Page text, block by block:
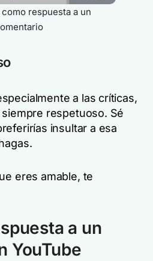
respuesta a un
a las críticas,
respetuoso. Sé
insultar a esa
eres amable, te
a un
YouTube